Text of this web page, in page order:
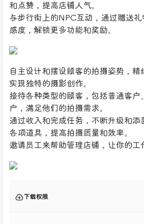
和点赞，提高店铺人气。
与步行街上的NPC互动，通过赠送
感度，解锁更多功能和奖励。
自主设计和摆设顾客的拍摄姿势，精
实现独特的摄影创作。
接待各种类型的顾客，包括普通客户
户，满足他们的拍摄需求。
通过收入和完成任务，不断升级和添
各项道具，提高拍摄质量和效率。
邀请员工来帮助管理店铺，让你的工
下载权限